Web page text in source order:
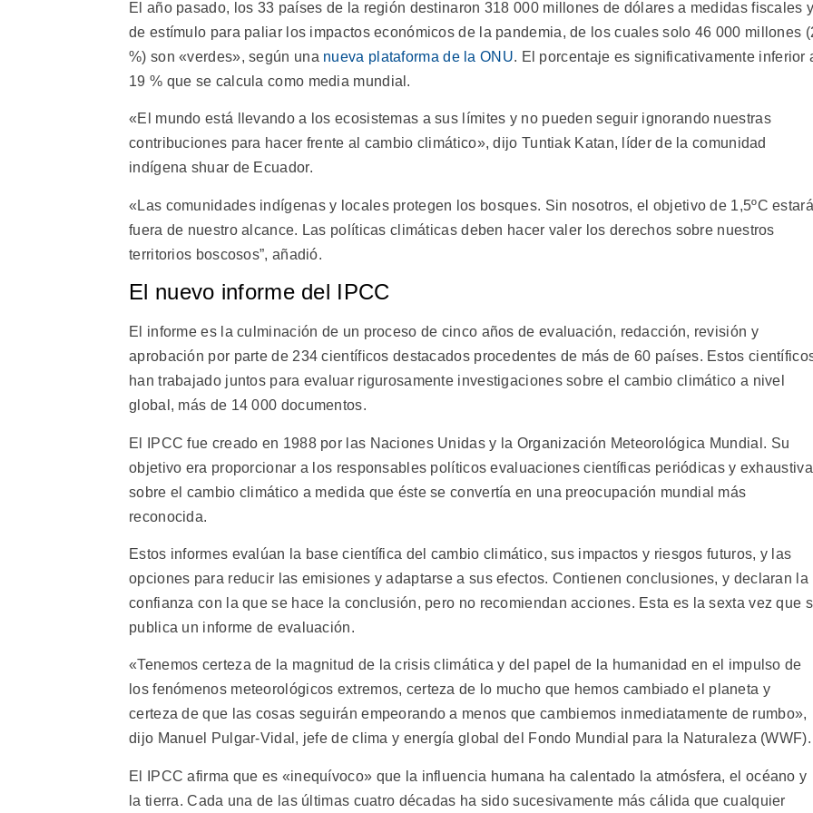
El año pasado, los 33 países de la región destinaron 318 000 millones de dólares a medidas fiscales y
de estímulo para paliar los impactos económicos de la pandemia, de los cuales solo 46 000 millones
%) son «verdes», según una nueva plataforma de la ONU. El porcentaje es significativamente inferior
19 % que se calcula como media mundial.
«El mundo está llevando a los ecosistemas a sus límites y no pueden seguir ignorando nuestras
contribuciones para hacer frente al cambio climático», dijo Tuntiak Katan, líder de la comunidad
indígena shuar de Ecuador.
«Las comunidades indígenas y locales protegen los bosques. Sin nosotros, el objetivo de 1,5ºC estará
fuera de nuestro alcance. Las políticas climáticas deben hacer valer los derechos sobre nuestros
territorios boscosos”, añadió.
El nuevo informe del IPCC
El informe es la culminación de un proceso de cinco años de evaluación, redacción, revisión y
aprobación por parte de 234 científicos destacados procedentes de más de 60 países. Estos
han trabajado juntos para evaluar rigurosamente investigaciones sobre el cambio climático a nivel
global, más de 14 000 documentos.
El IPCC fue creado en 1988 por las Naciones Unidas y la Organización Meteorológica Mundial. Su
objetivo era proporcionar a los responsables políticos evaluaciones científicas periódicas y
sobre el cambio climático a medida que éste se convertía en una preocupación mundial más
reconocida.
Estos informes evalúan la base científica del cambio climático, sus impactos y riesgos futuros, y las
opciones para reducir las emisiones y adaptarse a sus efectos. Contienen conclusiones, y declaran la
confianza con la que se hace la conclusión, pero no recomiendan acciones. Esta es la sexta vez que
publica un informe de evaluación.
«Tenemos certeza de la magnitud de la crisis climática y del papel de la humanidad en el impulso de
los fenómenos meteorológicos extremos, certeza de lo mucho que hemos cambiado el planeta y
certeza de que las cosas seguirán empeorando a menos que cambiemos inmediatamente de rumbo»,
dijo Manuel Pulgar-Vidal, jefe de clima y energía global del Fondo Mundial para la Naturaleza (WWF).
El IPCC afirma que es «inequívoco» que la influencia humana ha calentado la atmósfera, el océano y
la tierra. Cada una de las últimas cuatro décadas ha sido sucesivamente más cálida que cualquier